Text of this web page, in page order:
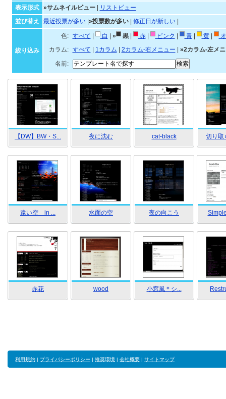
表示形式
»サムネイルビュー|
リストビュー
並び替え
最近投票が多い| »投票数が多い| 修正日が新しい|
絞り込み
色: すべて 白 » 黒| 赤| ピンク 青| 黄|
カラム:
すべて 1カラム 2カラム-右メニュー
»2カラム-左メ
名前:
【DW】BW・S... 夜に沈む cat-black 切り取
遠い空 in ... 水面の空 夜の向こう
赤花 wood 小窓風＊シ...
利用規約 | プライバシーポリシー | 推奨環境 | 会社概要 | サイトマップ